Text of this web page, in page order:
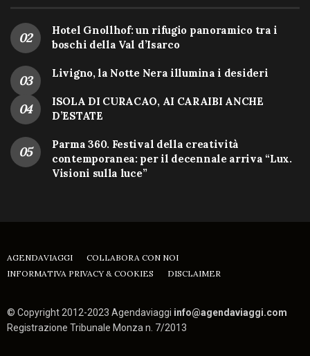
Hotel Gnollhof: un rifugio panoramico tra i
boschi della Val d’Isarco
Livigno, la Notte Nera illumina i desideri
ISOLA DI CURACAO, AI CARAIBI ANCHE
D’ESTATE
Parma 360. Festival della creatività
contemporanea: per il decennale arriva “Lux.
Visioni sulla luce”
AGENDAVIAGGI
COLLABORA CON NOI
INFORMATIVA PRIVACY & COOKIES
DISCLAIMER
© Copyright 2012-2023 Agendaviaggi info@agendaviaggi.com
Registrazione Tribunale Monza n. 7/2013